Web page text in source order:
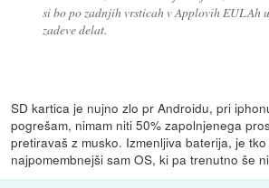
si bo po zadnjih vrsticah v Applovih EULAh
zadeve delat.
SD kartica je nujno zlo pr Androidu, pri
pogrešam, nimam niti 50% zapolnjenega
pretiravaš z musko. Izmenljiva baterija, je
najpomembnejši sam OS, ki pa trenutno še